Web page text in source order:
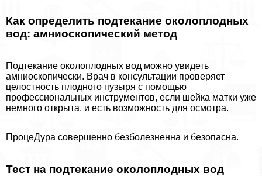
Как определить подтекание околоплодных
вод: амниоскопический метод
Подтекание околоплодных вод можно увидеть
амниоскопически. Врач в консультации проверяет
целостность плодного пузыря с помощью
профессиональных инструментов, если шейка матки уже
немного открыта, и есть возможность для осмотра.
ПроцеДypa совершенно безболезненна и безопасна.
Тест на подтекание околоплодных вод